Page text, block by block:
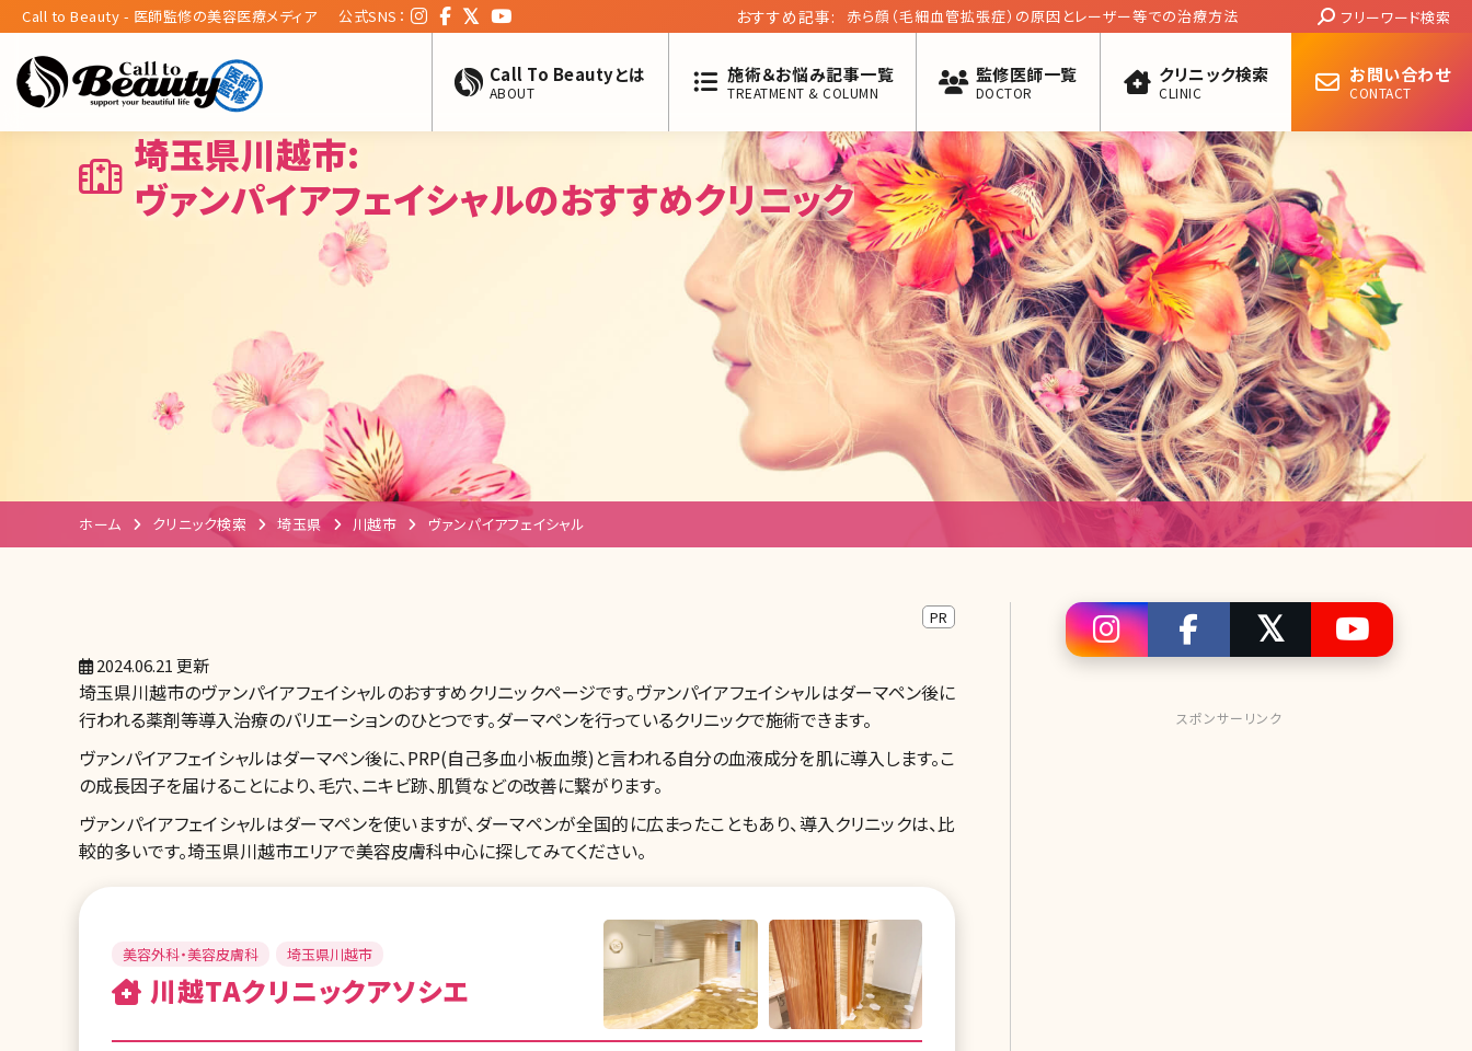
Call to Beauty - 医師監修の美容医療メディア 公式SNS： おすすめ記事: 赤ら顔（毛細血管拡張症）の原因とレーザー等での治療方法 Search:
フリーワード検索
Call To Beautyとは
ABOUT
施術＆お悩み記事一覧
TREATMENT & COLUMN
監修医師一覧
DOCTOR
クリニック検索
CLINIC
お問い合わせ
CONTACT
埼玉県川越市:
ヴァンパイアフェイシャルのおすすめクリニック
ホーム クリニック検索 埼玉県 川越市 ヴァンパイアフェイシャル
PR
2024.06.21 更新
埼玉県川越市のヴァンパイアフェイシャルのおすすめクリニックページです。ヴァンパイアフェイシャルはダーマペン後に
行われる薬剤等導入治療のバリエーションのひとつです。ダーマペンを行っているクリニックで施術できます。
ヴァンパイアフェイシャルはダーマペン後に、PRP(自己多血小板血漿)と言われる自分の血液成分を肌に導入します。こ
の成長因子を届けることにより、毛穴、ニキビ跡、肌質などの改善に繋がります。
ヴァンパイアフェイシャルはダーマペンを使いますが、ダーマペンが全国的に広まったこともあり、導入クリニックは、比
較的多いです。埼玉県川越市エリアで美容皮膚科中心に探してみてください。
美容外科・美容皮膚科 埼玉県川越市
川越TAクリニックアソシエ
スポンサーリンク